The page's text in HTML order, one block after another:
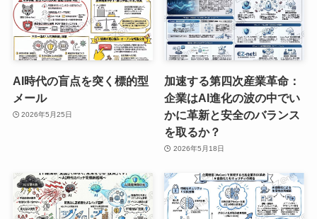
AI時代の盲点を突く標的型
メール
2026年5月25日
加速する第四次産業革命：
企業はAI進化の波の中でい
かに革新と安全のバランス
を取るか？
2026年5月18日